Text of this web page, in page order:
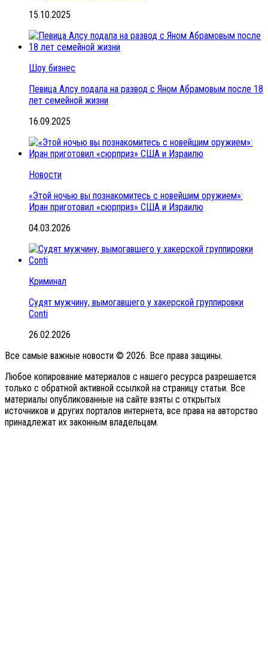
15.10.2025
Шоу бизнес
Певица Алсу подала на развод с Яном Абрамовым после 18
лет семейной жизни
16.09.2025
Новости
«Этой ночью вы познакомитесь с новейшим оружием»:
Иран приготовил «сюрприз» США и Израилю
04.03.2026
Криминал
Судят мужчину, вымогавшего у хакерской группировки
Conti
26.02.2026
Все самые важные новости © 2026. Все права защины.
Любое копирование материалов с нашего ресурса разрешается
только с обратной активной ссылкой на страницу статьи. Все
материалы опубликованные на сайте взяты с открытых
источников и других порталов интернета, все права на авторство
принадлежат их законным владельцам.